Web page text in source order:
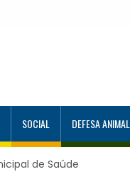
SOCIAL DEFESA ANIMAL
de Saúde